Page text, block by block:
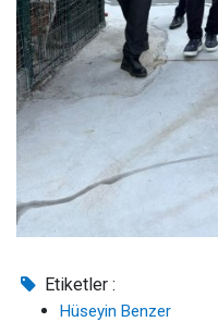
Etiketler :
Hüseyin Benzer